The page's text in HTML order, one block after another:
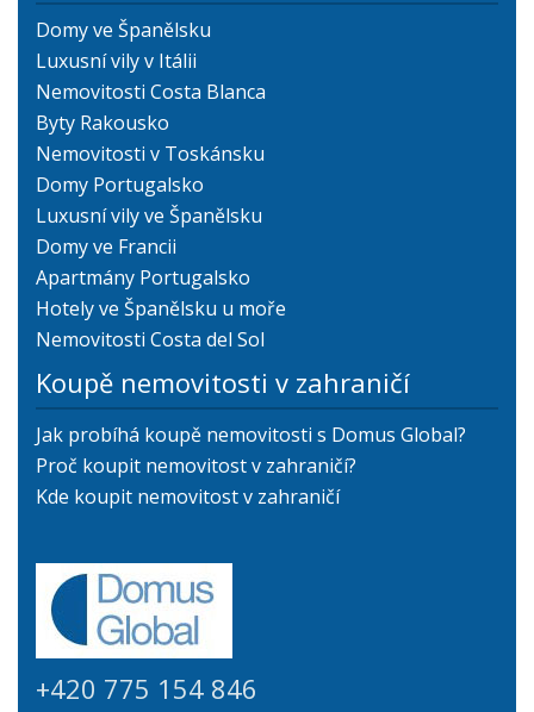
Domy ve Španělsku
Luxusní vily v Itálii
Nemovitosti Costa Blanca
Byty Rakousko
Nemovitosti v Toskánsku
Domy Portugalsko
Luxusní vily ve Španělsku
Domy ve Francii
Apartmány Portugalsko
Hotely ve Španělsku u moře
Nemovitosti Costa del Sol
Koupě nemovitosti v zahraničí
Jak probíhá koupě nemovitosti s Domus Global?
Proč koupit nemovitost v zahraničí?
Kde koupit nemovitost v zahraničí
+420 775 154 846